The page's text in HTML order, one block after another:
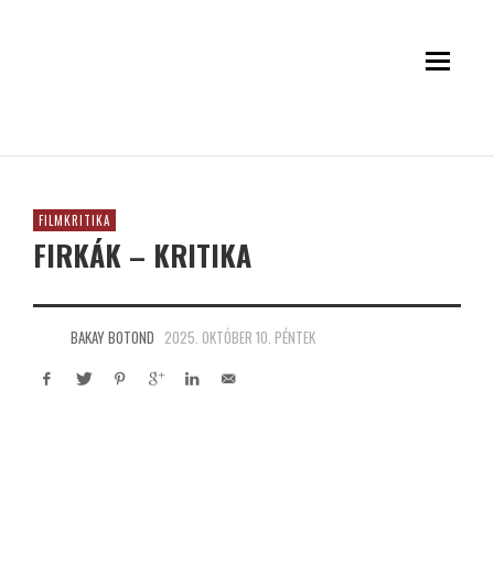
FILMKRITIKA
FIRKÁK – KRITIKA
BAKAY BOTOND 2025. OKTÓBER 10. PÉNTEK